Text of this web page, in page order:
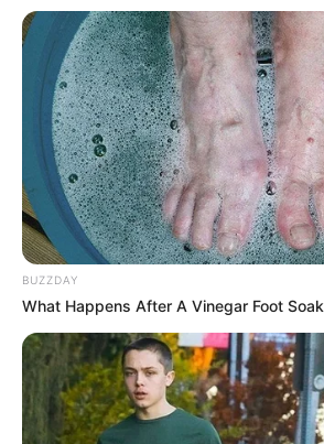
BUZZDAY
What Happens After A Vinegar Foot Soak